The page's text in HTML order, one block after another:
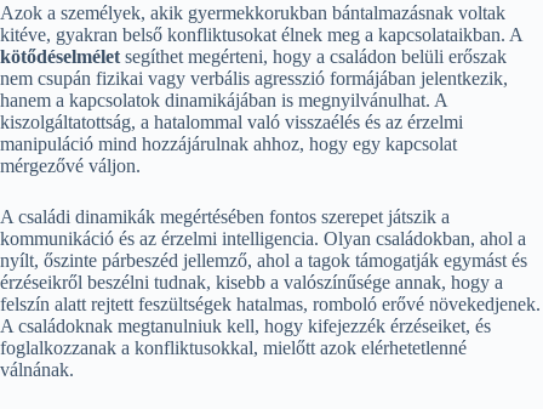
Azok a személyek, akik gyermekkorukban bántalmazásnak voltak
kitéve, gyakran belső konfliktusokat élnek meg a kapcsolataikban. A
kötődéselmélet segíthet megérteni, hogy a családon belüli erőszak
nem csupán fizikai vagy verbális agresszió formájában jelentkezik,
hanem a kapcsolatok dinamikájában is megnyilvánulhat. A
kiszolgáltatottság, a hatalommal való visszaélés és az érzelmi
manipuláció mind hozzájárulnak ahhoz, hogy egy kapcsolat
mérgezővé váljon.
A családi dinamikák megértésében fontos szerepet játszik a
kommunikáció és az érzelmi intelligencia. Olyan családokban, ahol a
nyílt, őszinte párbeszéd jellemző, ahol a tagok támogatják egymást és
érzéseikről beszélni tudnak, kisebb a valószínűsége annak, hogy a
felszín alatt rejtett feszültségek hatalmas, romboló erővé növekedjenek.
A családoknak megtanulniuk kell, hogy kifejezzék érzéseiket, és
foglalkozzanak a konfliktusokkal, mielőtt azok elérhetetlenné
válnának.